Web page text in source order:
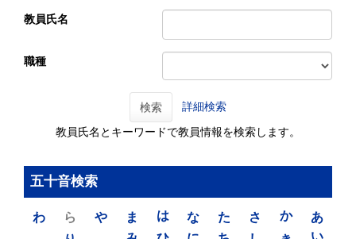
教員氏名
職種
検索 詳細検索
教員氏名とキーワードで教員情報を検索します。
五十音検索
あ
い
か
き
さ
し
た
ち
な
に
は
ひ
ま
み
や
ら
り
わ